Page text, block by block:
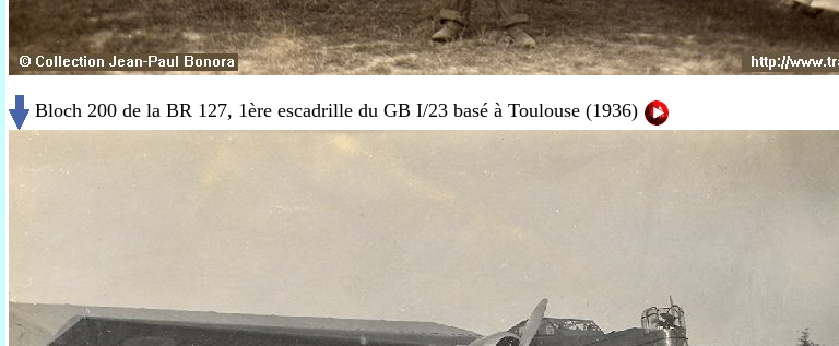
Bloch 200 de la BR 127, 1ère escadrille du GB I/23 basé à Toulouse (1936)